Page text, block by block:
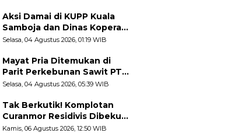
Libatkan Masyarakat
Aksi Damai di KUPP Kuala
Samboja dan Dinas Koperasi
Kukar, Tuntut Keadilan dan
Selasa, 04 Agustus 2026, 01:19 WIB
Mayat Pria Ditemukan di
Parit Perkebunan Sawit PT
Hindoli Keluang, Polisi
Selasa, 04 Agustus 2026, 05:39 WIB
Tak Berkutik! Komplotan
Curanmor Residivis Dibekuk
Polisi, Delapan Aksi
Kamis, 06 Agustus 2026, 12:50 WIB